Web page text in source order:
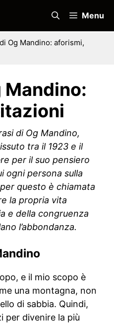
Menu
Og Mandino: aforismi,
Mandino:
di Og Mandino,
tra il 1923 e il
per il suo pensiero
ogni persona sulla
questo è chiamata
la propria vita
e della congruenza
l’abbondanza.
e il mio scopo è
una montagna, non
di sabbia. Quindi,
per divenire la più